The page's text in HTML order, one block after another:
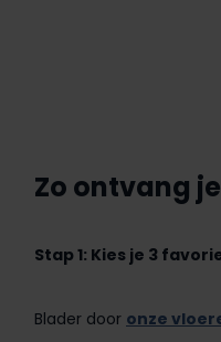
Zo ontvang
Stap 1: Kies je 3
Blader door onze